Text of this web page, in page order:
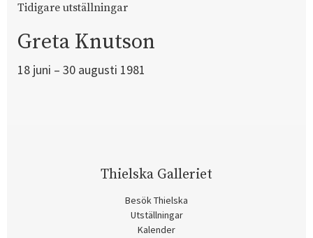
Tidigare utställningar
Greta Knutson
18 juni – 30 augusti 1981
Thielska Galleriet
Besök Thielska
Utställningar
Kalender